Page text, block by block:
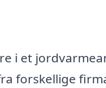
i et
forskellige